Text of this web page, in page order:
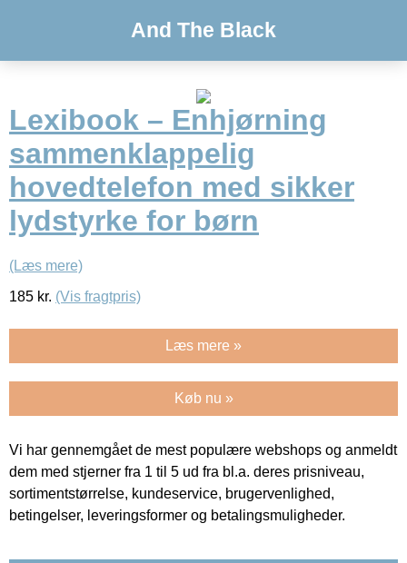
And The Black
Lexibook – Enhjørning
sammenklappelig
hovedtelefon med sikker
lydstyrke for børn
(Læs mere)
185 kr. (Vis fragtpris)
Læs mere »
Køb nu »
Vi har gennemgået de mest populære webshops og anmeldt
dem med stjerner fra 1 til 5 ud fra bl.a. deres prisniveau,
sortimentstørrelse, kundeservice, brugervenlighed,
betingelser, leveringsformer og betalingsmuligheder.